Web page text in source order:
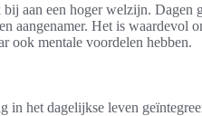
aan een hoger welzijn. Dagen
aangenamer. Het is waardevol
ook mentale voordelen hebben.
in het dagelijkse leven